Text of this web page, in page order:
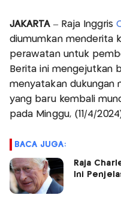
JAKARTA– Raja Inggris
diumumkan menderita
perawatan untuk
Berita ini mengejutkan
menyatakan dukungan
yang baru kembali
pada Minggu, (11/4/
BACA JUGA:
Raja
Ini